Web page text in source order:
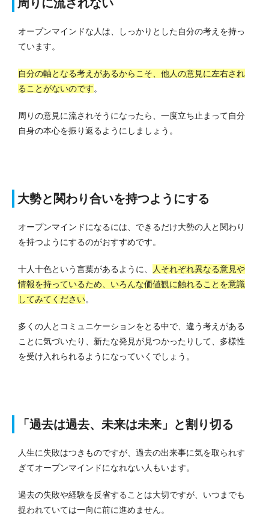
周りに流されない
オープンマインドな人は、しっかりとした自分の考えを持っ
ています。
自分の軸となる考えがあるからこそ、他人の意見に左右され
ることがないのです。
周りの意見に流されそうになったら、一度立ち止まって自分
自身の本心を振り返るようにしましょう。
大勢と関わり合いを持つようにする
オープンマインドになるには、できるだけ大勢の人と関わり
を持つようにするのがおすすめです。
十人十色という言葉があるように、
人それぞれ異なる意見や
情報を持っているため、いろんな価値観に触れることを意識
してみてください。
多くの人とコミュニケーションをとる中で、違う考えがある
ことに気づいたり、新たな発見が見つかったりして、多様性
を受け入れられるようになっていくでしょう。
「過去は過去、未来は未来」と割り切る
人生に失敗はつきものですが、過去の出来事に気を取られす
ぎてオープンマインドになれない人もいます。
過去の失敗や経験を反省することは大切ですが、いつまでも
捉われていては一向に前に進めません。